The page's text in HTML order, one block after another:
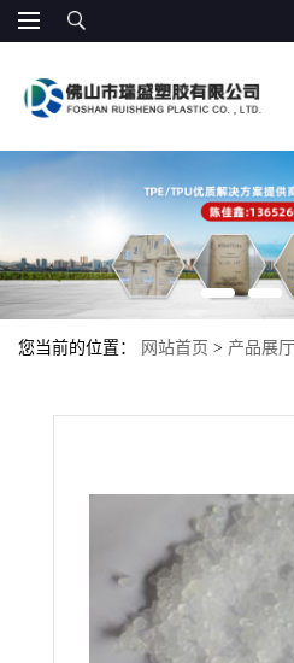
您当前的位置： 网站首页 > 产品展厅